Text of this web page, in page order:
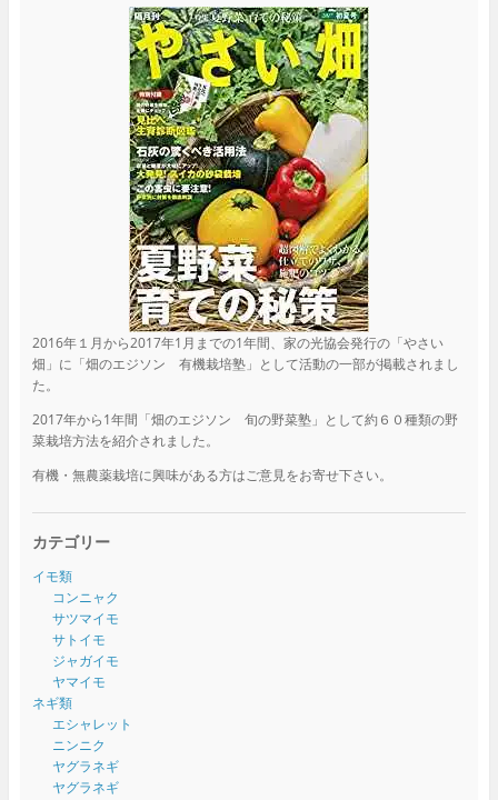
2016年１月から2017年1月までの1年間、家の光協会発行の「やさい
畑」に「畑のエジソン 有機栽培塾」として活動の一部が掲載されまし
た。
2017年から1年間「畑のエジソン 旬の野菜塾」として約６０種類の野
菜栽培方法を紹介されました。
有機・無農薬栽培に興味がある方はご意見をお寄せ下さい。
カテゴリー
イモ類
コンニャク
サツマイモ
サトイモ
ジャガイモ
ヤマイモ
ネギ類
エシャレット
ニンニク
ヤグラネギ
ヤグラネギ